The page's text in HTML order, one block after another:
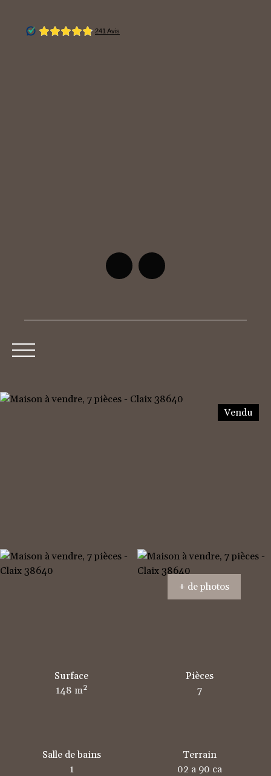
Vendu
+ de photos
Surface
148 m²
Pièces
7
Salle de bains
1
Terrain
02 a 90 ca